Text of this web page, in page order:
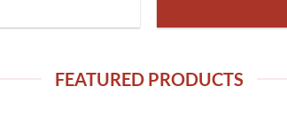
FEATURED PRODUCTS